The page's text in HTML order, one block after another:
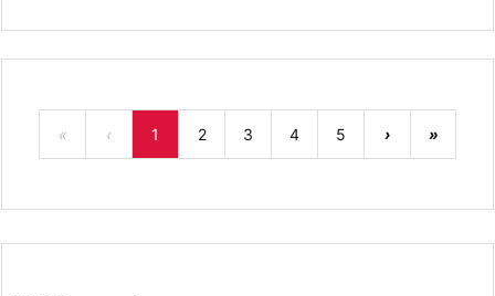
« ‹ 1 2 3 4 5 › »